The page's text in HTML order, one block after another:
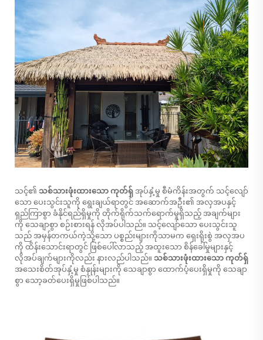
သင့်၏ သစ်သားဖုံးထားသော ကုတ်ရှ် အုပ်နှံ့မှု စီမံကိန်းအတွက် သင့်လျော်
သော ပေးသွင်းသူကို ရွေးချယ်ရာတွင် အဆောက်အဦး၏ အလှအပနှင့်
ရှည်ကြာစွာ ခံနိုင်ရည်ရှိမှုကို တိုက်ရိုက်သက်ရောက်မှုရှိသည့် အချက်များ
ကို သေချာစွာ စဉ်းစားရန် လိုအပ်ပါသည်။ သင့်လျော်သော ပေးသွင်းသူ
သည် အမှန်တကယ်ကဲ့သို့သော ပစ္စည်းများကိုသာမက ရှေးရိုးစွဲ အလှအပ
ကို ထိန်းသောင်းရာတွင် ဖြစ်ပေါ်လာသည့် အထူးသော စိန်ခေါ်မှုများနှင့်
လိုအပ်ချက်များကိုလည်း နားလည်ပါသည်။ သစ်သားဖုံးထားသော ကုတ်ရှ်
အသေးစိတ်အုပ်နှံ့မှု စံနှုန်းများကို သေချာစွာ ထောက်ပံ့ပေးရှိမှုကို သေချာ
စွာ သော့ခတ်ပေးရှိမှုဖြစ်ပါသည်။